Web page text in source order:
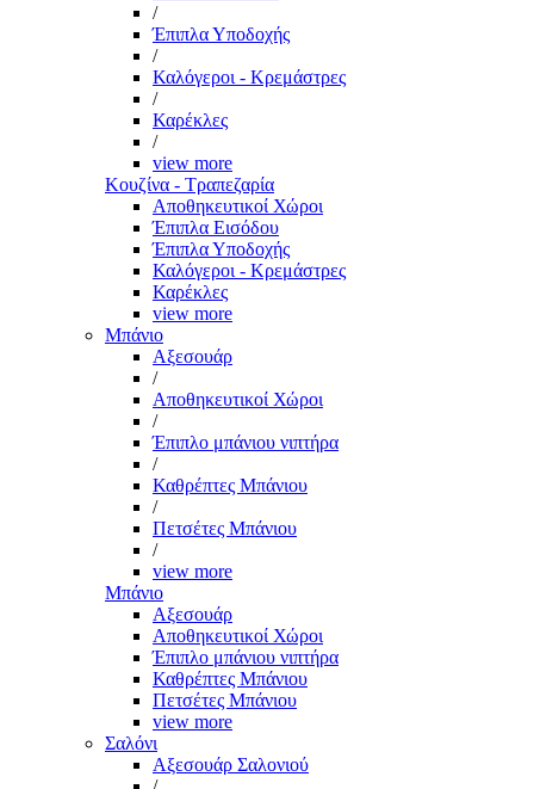
/
Έπιπλα Υποδοχής
/
Καλόγεροι - Κρεμάστρες
/
Καρέκλες
/
view more
Κουζίνα - Τραπεζαρία
Αποθηκευτικοί Χώροι
Έπιπλα Εισόδου
Έπιπλα Υποδοχής
Καλόγεροι - Κρεμάστρες
Καρέκλες
view more
Μπάνιο
Αξεσουάρ
/
Αποθηκευτικοί Χώροι
/
Έπιπλο μπάνιου νιπτήρα
/
Καθρέπτες Μπάνιου
/
Πετσέτες Μπάνιου
/
view more
Μπάνιο
Αξεσουάρ
Αποθηκευτικοί Χώροι
Έπιπλο μπάνιου νιπτήρα
Καθρέπτες Μπάνιου
Πετσέτες Μπάνιου
view more
Σαλόνι
Αξεσουάρ Σαλονιού